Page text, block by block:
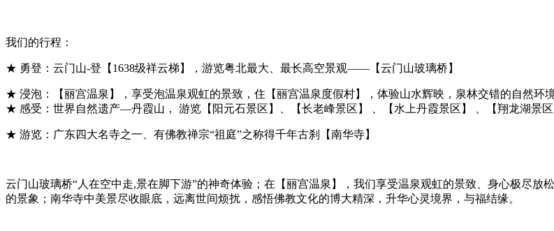
我们的行程：
★ 勇登：云门山-登【1638级祥云梯】，游览粤北最大、最长高空景观——【云门山玻璃桥】
★ 浸泡：【丽宫温泉】，享受泡温泉观虹的景致，住【丽宫温泉度假村】，体验山水辉映，泉林交错的自然环境
★ 感受：世界自然遗产—丹霞山， 游览【阳元石景区】、【长老峰景区】 、【水上丹霞景区】 、【翔龙湖景区
★ 游览：广东四大名寺之一、有佛教禅宗“祖庭”之称得千年古刹【南华寺】
云门山玻璃桥“人在空中走,景在脚下游”的神奇体验；在【丽宫温泉】，我们享受温泉观虹的景致、身心极尽
的景象；南华寺中美景尽收眼底，远离世间烦扰，感悟佛教文化的博大精深，升华心灵境界，与福结缘。